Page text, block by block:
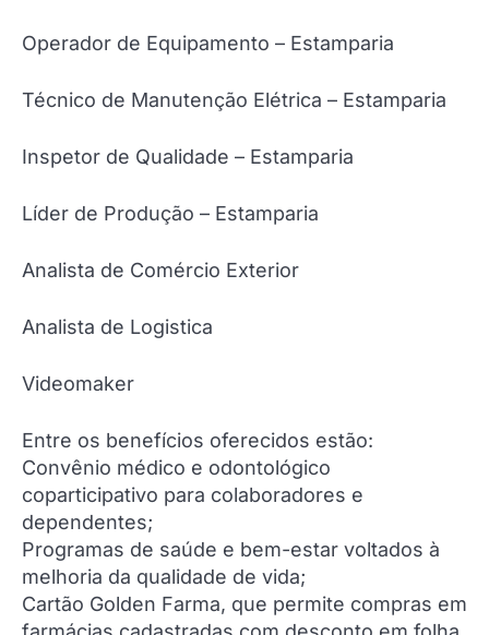
Operador de Equipamento – Estamparia
Técnico de Manutenção Elétrica – Estamparia
Inspetor de Qualidade – Estamparia
Líder de Produção – Estamparia
Analista de Comércio Exterior
Analista de Logistica
Videomaker
Entre os benefícios oferecidos estão:
Convênio médico e odontológico
coparticipativo para colaboradores e
dependentes;
Programas de saúde e bem-estar voltados à
melhoria da qualidade de vida;
Cartão Golden Farma, que permite compras em